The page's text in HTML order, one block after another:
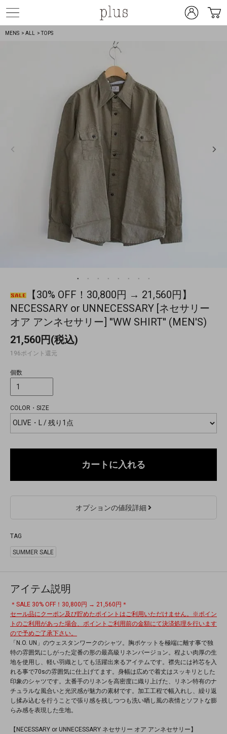
MENS > ALL > TOPS
【30% OFF！30,800円 → 21,560円】
NECESSARY or UNNECESSARY [ネセサリー
オア アンネセサリー] ''WW SHIRT'' (MEN'S)
21,560円(税込)
196ポイント還元
個数
COLOR・SIZE
カートに入れる
オプションの値段詳細
TAG
SUMMER SALE
アイテム説明
＊SALE 30% OFF！30,800円 → 21,560円＊
セール品にクーポン及び貯めたポイントはご利用いただけません。※ポイン
トのご利用があった場合、ポイントご利用前の金額にて決済処理を行います
ので予めご了承下さい。
「N.O. UN」のウェスタンワークのシャツ。胸ポケットを極端に離す事で独
特の雰囲気にしがった定番の形の最高級リネンバージョン。程よい肉厚の生
地を使用し、軽い羽織としても活躍出来るアイテムです。襟先には衿芯を入
れる事で70sの雰囲気に仕上げてます。身幅は広めで着丈はスッキリとした
印象のシャツです。太番手のリネンを高密度に織り上げた、リネン特有のナ
チュラルな風合いと光沢感が魅力の素材です。加工工程で幅入れし、繰り返
し揉み込むを行うことで張り感を残しつつも洗い晒し風の表情とソフトな膨
らみ感を表現した生地。
【NECESSARY or UNNECESSARY ネセサリー オア アンネセサリー】